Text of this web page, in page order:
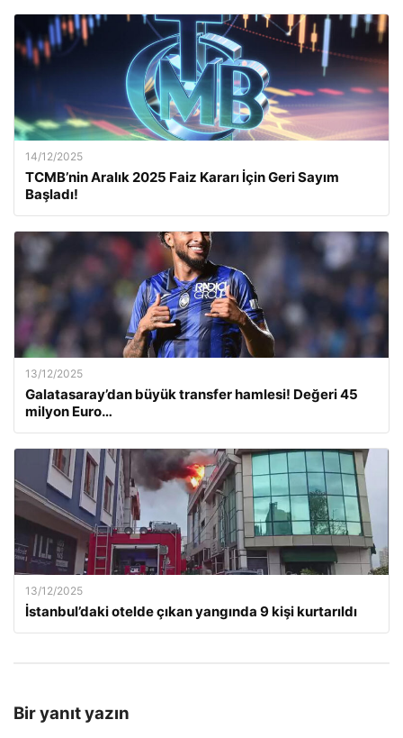
14/12/2025
TCMB’nin Aralık 2025 Faiz Kararı İçin Geri Sayım
Başladı!
13/12/2025
Galatasaray’dan büyük transfer hamlesi! Değeri 45
milyon Euro…
13/12/2025
İstanbul’daki otelde çıkan yangında 9 kişi kurtarıldı
Bir yanıt yazın